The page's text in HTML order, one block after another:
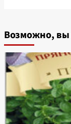
Возможно, вы